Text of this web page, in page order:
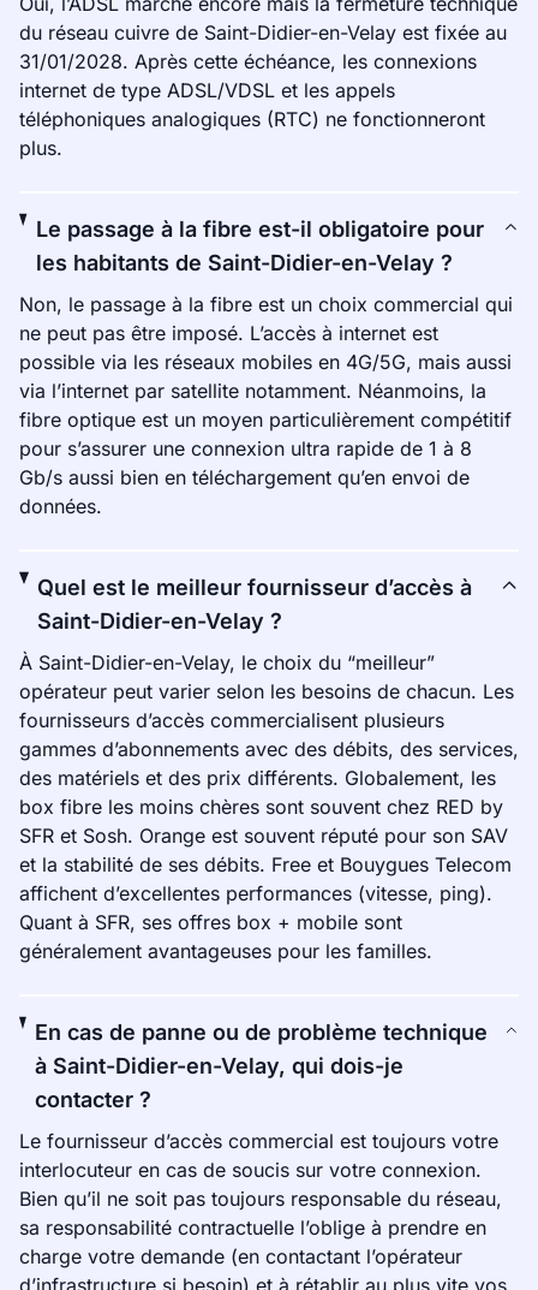
du réseau cuivre de Saint-Didier-en-Velay est fixée au
31/01/2028. Après cette échéance, les connexions
internet de type ADSL/VDSL et les appels
téléphoniques analogiques (RTC) ne fonctionneront
plus.
Le passage à la fibre est-il obligatoire pour
les habitants de Saint-Didier-en-Velay ?
Non, le passage à la fibre est un choix commercial qui
ne peut pas être imposé. L’accès à internet est
possible via les réseaux mobiles en 4G/5G, mais aussi
via l’internet par satellite notamment. Néanmoins, la
fibre optique est un moyen particulièrement compétitif
pour s’assurer une connexion ultra rapide de 1 à 8
Gb/s aussi bien en téléchargement qu’en envoi de
données.
Quel est le meilleur fournisseur d’accès à
Saint-Didier-en-Velay ?
À Saint-Didier-en-Velay, le choix du “meilleur”
opérateur peut varier selon les besoins de chacun. Les
fournisseurs d’accès commercialisent plusieurs
gammes d’abonnements avec des débits, des services,
des matériels et des prix différents. Globalement, les
box fibre les moins chères sont souvent chez RED by
SFR et Sosh. Orange est souvent réputé pour son SAV
et la stabilité de ses débits. Free et Bouygues Telecom
affichent d’excellentes performances (vitesse, ping).
Quant à SFR, ses offres box + mobile sont
généralement avantageuses pour les familles.
En cas de panne ou de problème technique
à Saint-Didier-en-Velay, qui dois-je
contacter ?
Le fournisseur d’accès commercial est toujours votre
interlocuteur en cas de soucis sur votre connexion.
Bien qu’il ne soit pas toujours responsable du réseau,
sa responsabilité contractuelle l’oblige à prendre en
charge votre demande (en contactant l’opérateur
d’infrastructure si besoin) et à rétablir au plus vite vos